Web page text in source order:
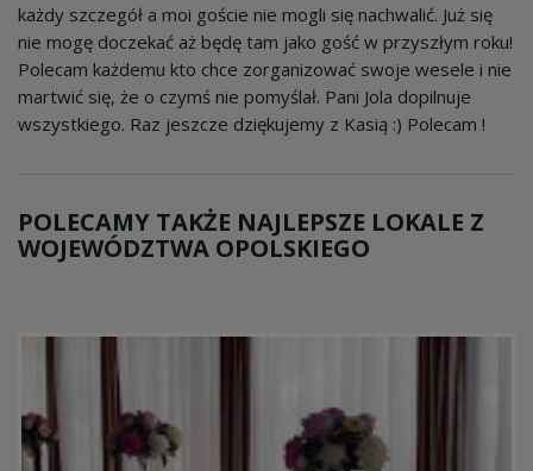
każdy szczegół a moi goście nie mogli się nachwalić. Już się
nie mogę doczekać aż będę tam jako gość w przyszłym roku!
Polecam każdemu kto chce zorganizować swoje wesele i nie
martwić się, że o czymś nie pomyślał. Pani Jola dopilnuje
wszystkiego. Raz jeszcze dziękujemy z Kasią :) Polecam !
POLECAMY TAKŻE NAJLEPSZE LOKALE Z
WOJEWÓDZTWA OPOLSKIEGO